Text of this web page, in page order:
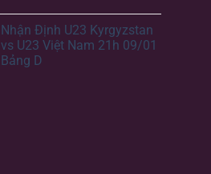
Nhận Định U23 Kyrgyzstan
vs U23 Việt Nam 21h 09/01
Bảng D